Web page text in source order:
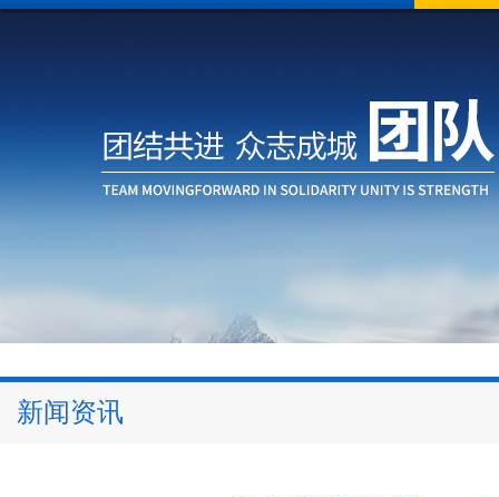
新闻资讯